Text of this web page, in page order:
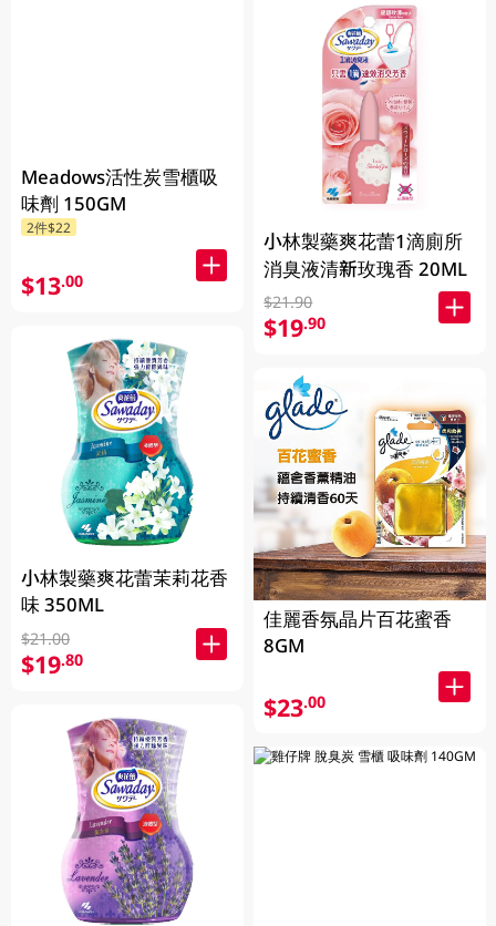
Meadows活性炭雪櫃吸
味劑 150GM
2件$22
$13.00
小林製藥爽花蕾茉莉花香
味 350ML
$21.00
$19.80
小林製藥爽花蕾1滴廁所
消臭液清新玫瑰香 20ML
$21.90
$19.90
佳麗香氛晶片百花蜜香
8GM
$23.00